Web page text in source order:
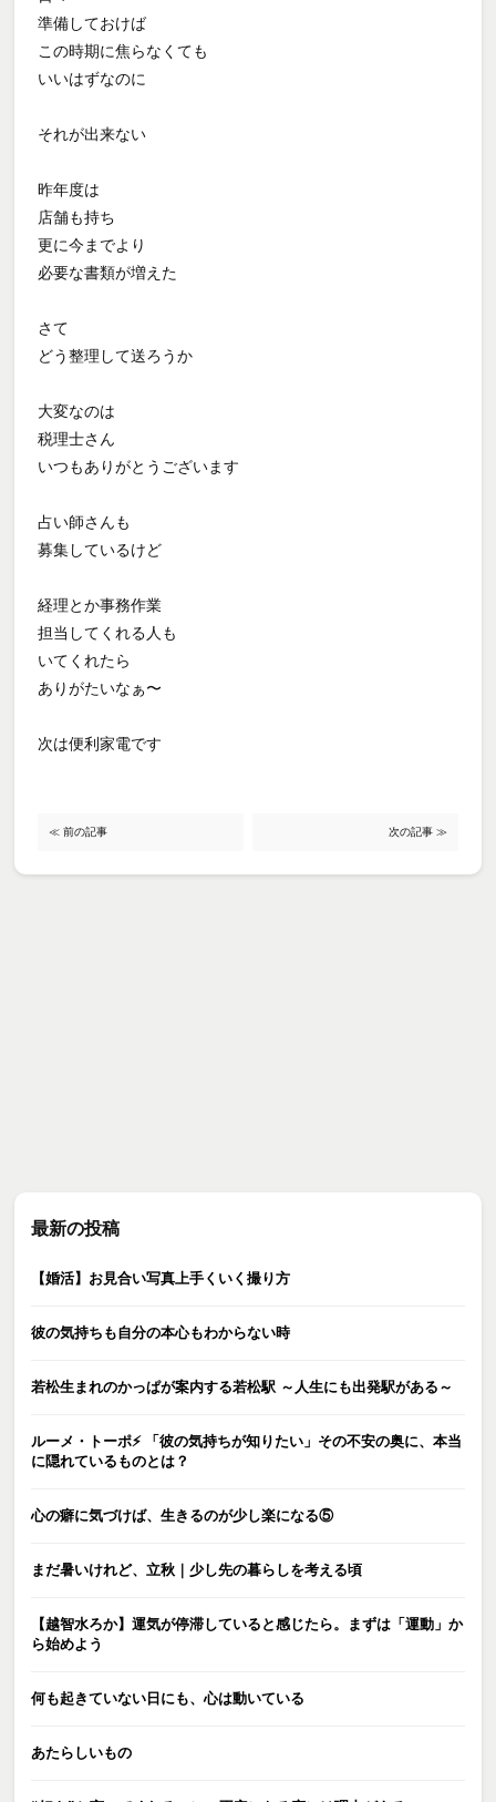
準備しておけば
この時期に焦らなくても
いいはずなのに
それが出来ない
昨年度は
店舗も持ち
更に今までより
必要な書類が増えた
さて
どう整理して送ろうか
大変なのは
税理士さん
いつもありがとうございます
占い師さんも
募集しているけど
経理とか事務作業
担当してくれる人も
いてくれたら
ありがたいなぁ〜
次は便利家電です
≪ 前の記事 次の記事 ≫
最新の投稿
【婚活】お見合い写真上手くいく撮り方
彼の気持ちも自分の本心もわからない時
若松生まれのかっぱが案内する若松駅 ～人生にも出発駅がある～
ルーメ・トーポ⚡️ 「彼の気持ちが知りたい」その不安の奥に、本当
に隠れているものとは？
心の癖に気づけば、生きるのが少し楽になる⑤
まだ暑いけれど、立秋｜少し先の暮らしを考える頃
【越智水ろか】運気が停滞していると感じたら。まずは「運動」か
ら始めよう
何も起きていない日にも、心は動いている
あたらしいもの